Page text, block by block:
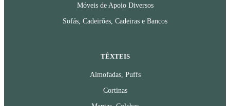
Móveis de Apoio Diversos
Sofás, Cadeirões, Cadeiras e Bancos
TÊXTEIS
Almofadas, Puffs
Cortinas